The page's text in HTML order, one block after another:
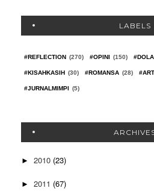
LABELS
#REFLECTION (270) #OPINI (150)
#KISAHKASIH (30) #ROMANSA (28)
#JURNALMIMPI (5)
► 2010 (23)
► 2011 (67)